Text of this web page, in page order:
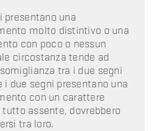
presentano una
molto distintivo o una
con poco o nessun
circostanza tende ad
tra i due segni
due segni presentano una
con un carattere
assente, dovrebbero
tra loro.